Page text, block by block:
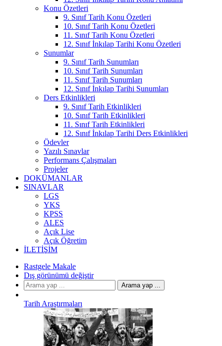
Konu Özetleri
9. Sınıf Tarih Konu Özetleri
10. Sınıf Tarih Konu Özetleri
11. Sınıf Tarih Konu Özetleri
12. Sınıf İnkılap Tarihi Konu Özetleri
Sunumlar
9. Sınıf Tarih Sunumları
10. Sınıf Tarih Sunumları
11. Sınıf Tarih Sunumları
12. Sınıf İnkılap Tarihi Sunumları
Ders Etkinlikleri
9. Sınıf Tarih Etkinlikleri
10. Sınıf Tarih Etkinlikleri
11. Sınıf Tarih Etkinlikleri
12. Sınıf İnkılap Tarihi Ders Etkinlikleri
Ödevler
Yazılı Sınavlar
Performans Çalışmaları
Projeler
DOKÜMANLAR
SINAVLAR
LGS
YKS
KPSS
ALES
Açık Lise
Açık Öğretim
İLETIŞIM
Rastgele Makale
Dış görünümü değiştir
Arama yap ...
Tarih Araştırmaları